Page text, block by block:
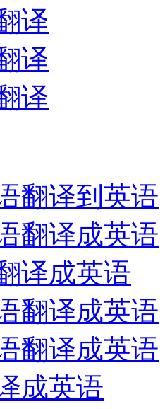
译
译
译
翻译到英语
翻译成英语
译成英语
翻译成英语
翻译成英语
成英语